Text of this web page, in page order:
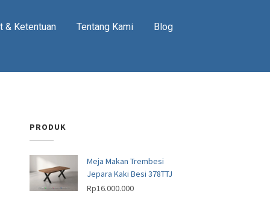
& Ketentuan Tentang Kami Blog
PRODUK
Meja Makan Trembesi
Jepara Kaki Besi 378TTJ
Rp16.000.000